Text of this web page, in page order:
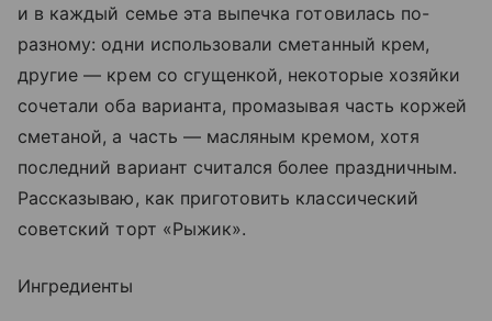
и в каждый семье эта выпечка готовилась по-
разному: одни использовали сметанный крем,
другие — крем со сгущенкой, некоторые хозяйки
сочетали оба варианта, промазывая часть коржей
сметаной, а часть — масляным кремом, хотя
последний вариант считался более праздничным.
Рассказываю, как приготовить классический
советский торт «Рыжик».
Ингредиенты